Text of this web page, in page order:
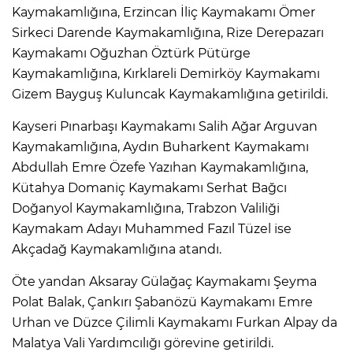
Kaymakamlığına, Erzincan İliç Kaymakamı Ömer
Sirkeci Darende Kaymakamlığına, Rize Derepazarı
Kaymakamı Oğuzhan Öztürk Pütürge
Kaymakamlığına, Kırklareli Demirköy Kaymakamı
Gizem Bayguş Kuluncak Kaymakamlığına getirildi.
Kayseri Pınarbaşı Kaymakamı Salih Ağar Arguvan
Kaymakamlığına, Aydın Buharkent Kaymakamı
Abdullah Emre Özefe Yazıhan Kaymakamlığına,
Kütahya Domaniç Kaymakamı Serhat Bağcı
Doğanyol Kaymakamlığına, Trabzon Valiliği
Kaymakam Adayı Muhammed Fazıl Tüzel ise
Akçadağ Kaymakamlığına atandı.
Öte yandan Aksaray Gülağaç Kaymakamı Şeyma
Polat Balak, Çankırı Şabanözü Kaymakamı Emre
Urhan ve Düzce Çilimli Kaymakamı Furkan Alpay da
Malatya Vali Yardımcılığı görevine getirildi.